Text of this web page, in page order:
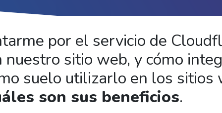
por el servicio de
sitio web, y cómo
suelo utilizarlo en los sitios
son sus beneficios.